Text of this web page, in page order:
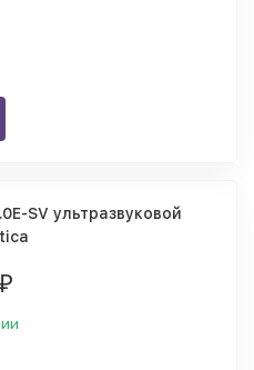
SV ультразвуковой
₽